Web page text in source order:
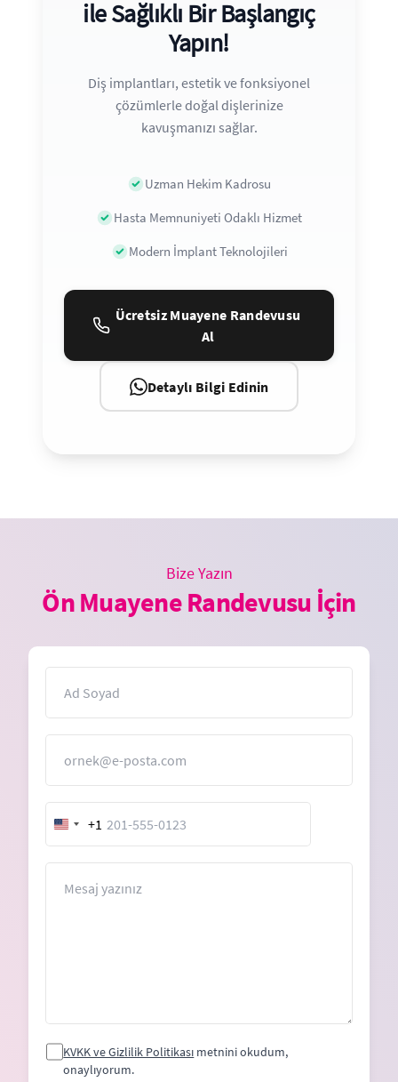
ile Sağlıklı Bir Başlangıç
Yapın!
Diş implantları, estetik ve fonksiyonel
çözümlerle doğal dişlerinize
kavuşmanızı sağlar.
Uzman Hekim Kadrosu
Hasta Memnuniyeti Odaklı Hizmet
Modern İmplant Teknolojileri
Ücretsiz Muayene Randevusu
Al
Detaylı Bilgi Edinin
Bize Yazın
Ön Muayene Randevusu İçin
United
States
+1
KVKK ve Gizlilik Politikası metnini okudum,
onaylıyorum.